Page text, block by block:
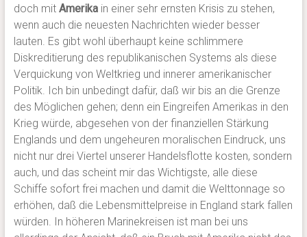
doch mit Amerikain einer sehr ernsten Krisis zu stehen,
wenn auch die neuesten Nachrichten wieder besser
lauten. Es gibt wohl überhaupt keine schlimmere
Diskreditierung des republikanischen Systems als diese
Verquickung von Weltkrieg und innerer amerikanischer
Politik. Ich bin unbedingt dafür, daß wir bis an die Grenze
des Möglichen gehen; denn ein Eingreifen Amerikas in den
Krieg würde, abgesehen von der finanziellen Stärkung
Englands und dem ungeheuren moralischen Eindruck, uns
nicht nur drei Viertel unserer Handelsflotte kosten, sondern
auch, und das scheint mir das Wichtigste, alle diese
Schiffe sofort frei machen und damit die Welttonnage so
erhöhen, daß die Lebensmittelpreise in England stark fallen
würden. In höheren Marinekreisen ist man bei uns